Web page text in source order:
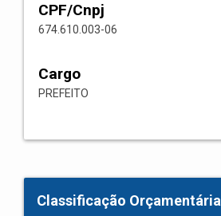
CPF/Cnpj
674.610.003-06
Cargo
PREFEITO
Classificação Orçamentária